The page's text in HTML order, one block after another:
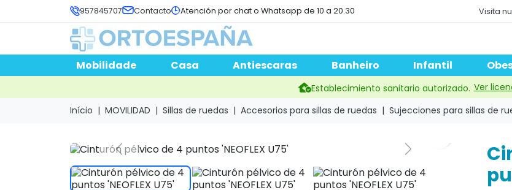
957845707 Contacto Atención por chat o Whatsapp de 10 a 20.30 Visita
Mobilidade
Casa Antiescaras Banheiro Infantil
Establecimiento sanitario autorizado. Ver
Início
MOVILIDAD Sillas de ruedas Accesorios para sillas de ruedas Sujecciones para sillas de